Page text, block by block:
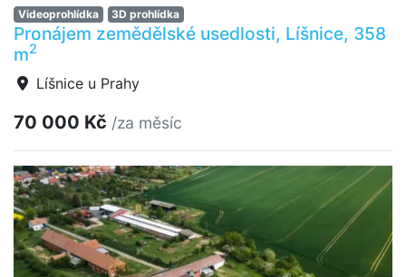
Videoprohlídka 3D prohlídka
Pronájem zemědělské usedlosti, Líšnice, 358
m2
Líšnice u Prahy
70 000 Kč /za měsíc